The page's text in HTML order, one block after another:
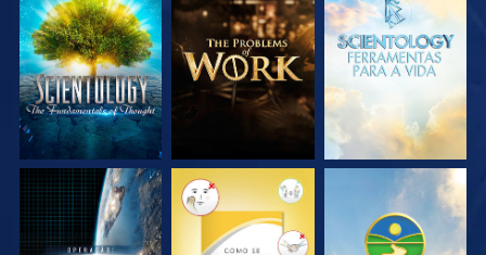
EXPLORE A SÉRIE EXPLORE A SÉRIE EXPLORE A SÉRIE
VEJA VEJA VEJA